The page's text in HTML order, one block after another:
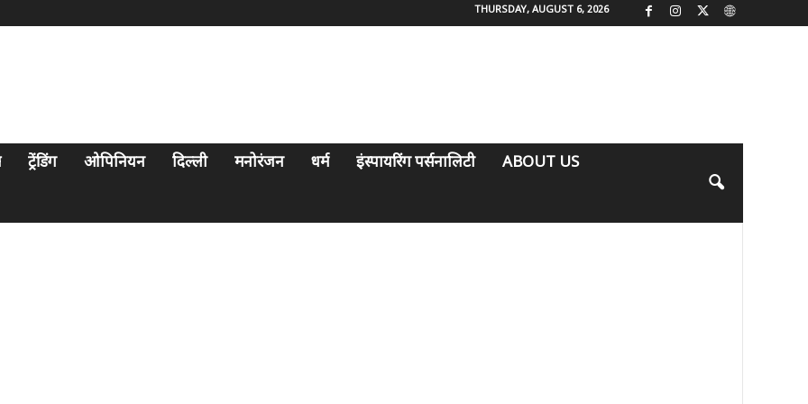
THURSDAY, AUGUST 6, 2026
ट्रेंडिंग ओपिनियन दिल्ली मनोरंजन धर्म इंस्पायरिंग पर्सनालिटी
ABOUT US